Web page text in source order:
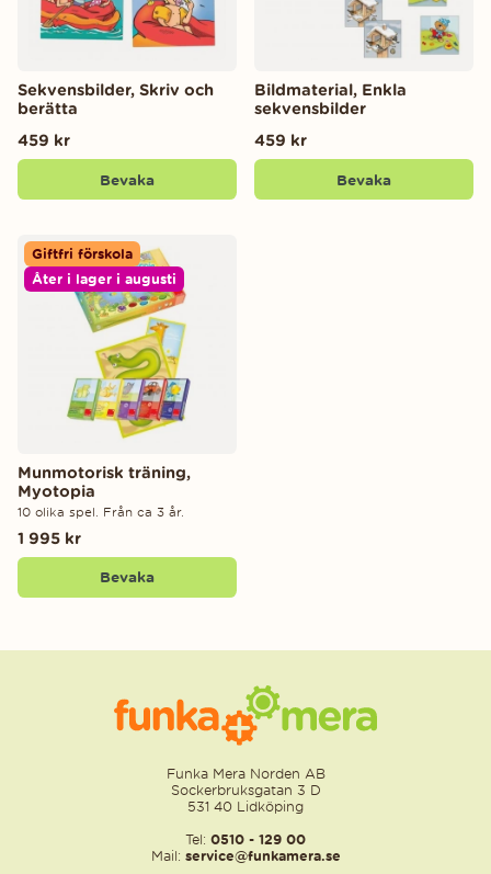
Sekvensbilder, Skriv och
berätta
459 kr
Bevaka
Bildmaterial, Enkla
sekvensbilder
459 kr
Bevaka
Giftfri förskola
Åter i lager i augusti
Munmotorisk träning,
Myotopia
10 olika spel. Från ca 3 år.
1 995 kr
Bevaka
Funka Mera Norden AB
Sockerbruksgatan 3 D
531 40 Lidköping
Tel: 0510 - 129 00
Mail: service@funkamera.se